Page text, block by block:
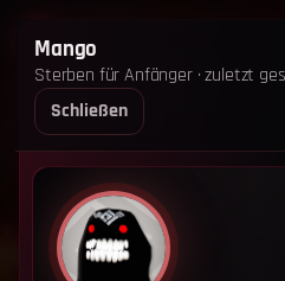
STARTSEITE
ANKÜNDIGUNGEN
LOGIN
‹ Zurück zum Leaderboard
Mango
Sterben für Anfänger · zuletzt
Schließen